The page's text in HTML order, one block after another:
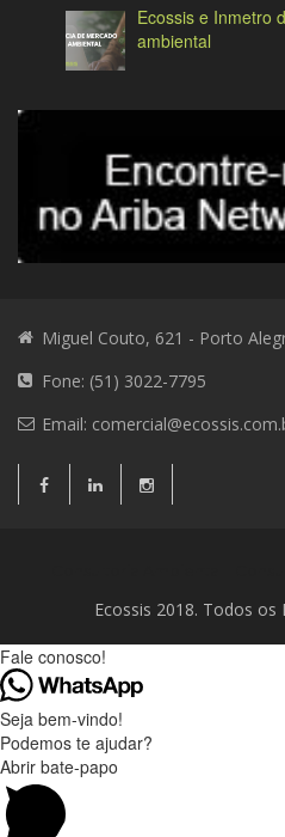
Ecossis e Inmetro
ambiental
Miguel Couto, 621 - Porto
Fone: (51) 3022-7795
Email:
Ecossis 2018. Todos os
Fale conosco!
Seja bem-vindo!
Podemos te ajudar?
Abrir bate-papo